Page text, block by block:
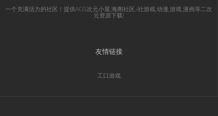
一个充满活力的社区！提供ACG次元小屋,海阁社区,i社游戏,动漫,游戏,漫画等二次
元资源下载!
友情链接
工口游戏